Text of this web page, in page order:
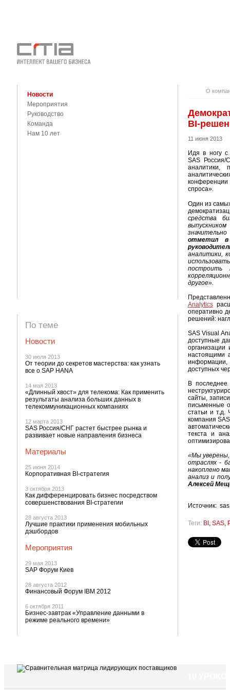
Новости
Мероприятия
Руководство
Команда
Нам 10 лет
По теме
Новости
30 июля 2013
От теории до секретов мастерства: как узнать
все о SAP HANA
14 мая 2013
«Длинный хвост» для телекома: Как применить
результаты анализа больших данных в
телекоммуникационных компаниях
12 марта 2013
SAS Россия/СНГ растет быстрее рынка и
развивает новые направления бизнеса
Материалы
25 июня 2014
Корпоративная BI-стратегия
3 октября 2013
Как дифференцировать бизнес посредством
совершенствования BI-стратегии
28 августа 2013
Лучшие практики применения мобильных
дэшбордов
Мероприятия
29 мая 2013
SAP Форум Киев
28 августа 2012
Финансовый Форум IBM 2012
6 октября 2011
Бизнес-завтрак «Управление данными в
режиме реального времени»
О
BI-
11 июня 2013
Идя в ногу
SAS
аналитики,
спроса».
Один из
средства
отметил в
аналитики,
построить
другое».
Analytics
оперативно
решений:
SAS Visual
доступные
организации
настоящими
информации,
доступных
В
сайты,
письменные
статьи и т.д.
компания
текста и
«Мы
отраслях -
накоплено
анализ и
Алексей
Источник:
Теги: BI , SAS,